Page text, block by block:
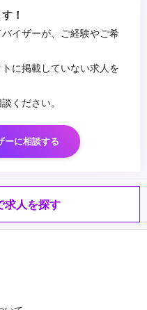
！
イザーが、ご経験やご希
に掲載していない求人を
ください。
ーに相談する
求人を探す